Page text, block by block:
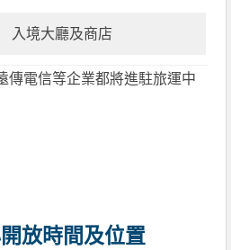
入境大廳及商店
傳電信等企業都將進駐旅運中
放時間及位置